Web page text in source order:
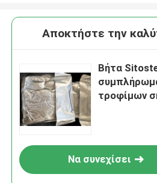
Αποκτήστε την
Βήτα
τροφίμων
Να συνεχίσει